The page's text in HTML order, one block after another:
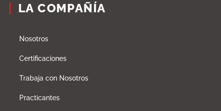
LA COMPAÑÍA
Nosotros
Certificaciones
Trabaja con Nosotros
Practicantes